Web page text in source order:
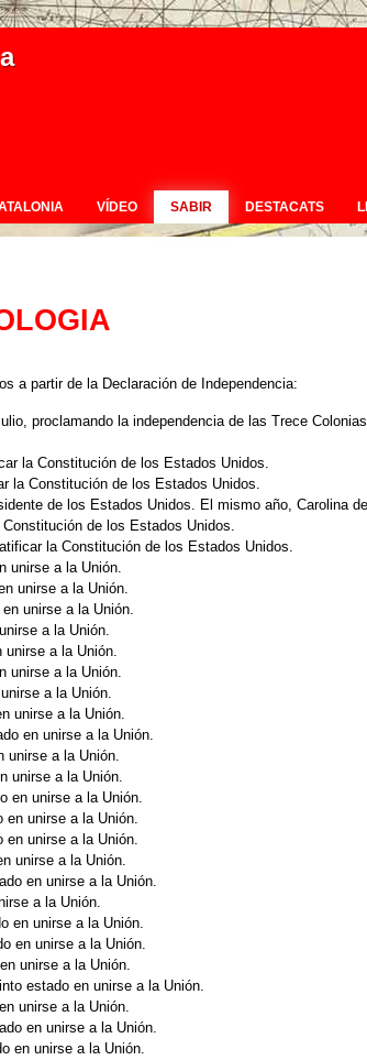
VÍDEO SABIR DESTACATS
a partir de la Declaración de Independencia:
proclamando la independencia de las Trece
la Constitución de los Estados Unidos.
la Constitución de los Estados Unidos.
de los Estados Unidos. El mismo año, Carolina del
de los Estados Unidos.
la Constitución de los Estados Unidos.
unirse a la Unión.
unirse a la Unión.
unirse a la Unión.
a la Unión.
a la Unión.
unirse a la Unión.
a la Unión.
unirse a la Unión.
en unirse a la Unión.
unirse a la Unión.
unirse a la Unión.
en unirse a la Unión.
unirse a la Unión.
en unirse a la Unión.
unirse a la Unión.
en unirse a la Unión.
a la Unión.
en unirse a la Unión.
en unirse a la Unión.
unirse a la Unión.
estado en unirse a la Unión.
unirse a la Unión.
en unirse a la Unión.
en unirse a la Unión.